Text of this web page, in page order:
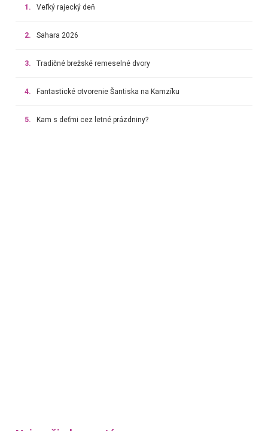
1. Veľký rajecký deň
2. Sahara 2026
3. Tradičné brežské remeselné dvory
4. Fantastické otvorenie Šantiska na Kamzíku
5. Kam s deťmi cez letné prázdniny?